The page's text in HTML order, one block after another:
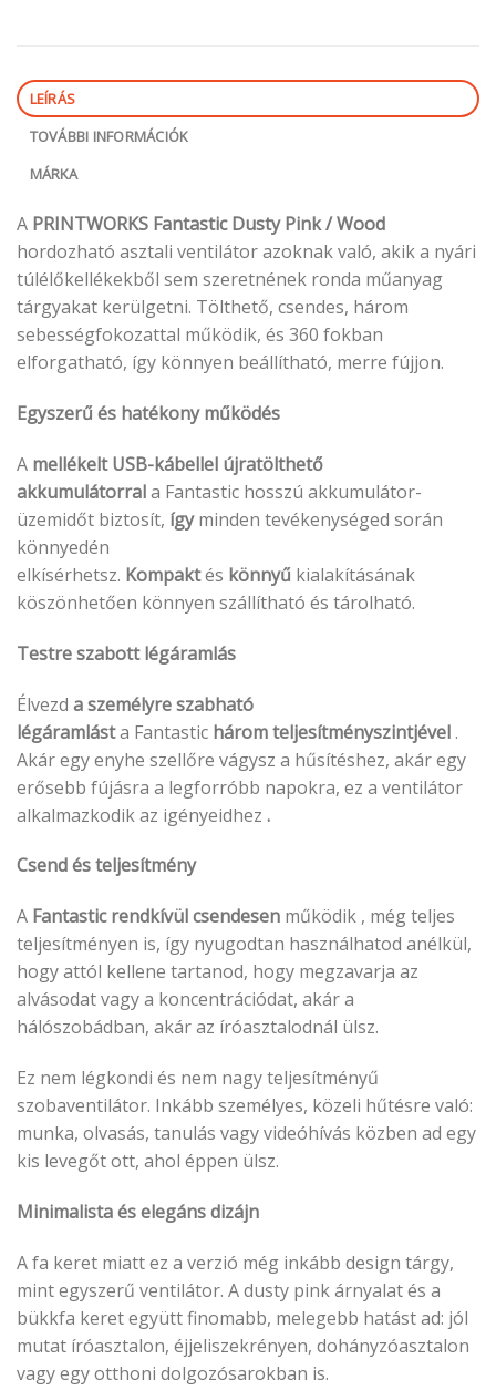
LEÍRÁS
TOVÁBBI INFORMÁCIÓK
MÁRKA
A PRINTWORKS Fantastic Dusty Pink / Wood
hordozható asztali ventilátor azoknak való, akik a nyári
túlélőkellékekből sem szeretnének ronda műanyag
tárgyakat kerülgetni. Tölthető, csendes, három
sebességfokozattal működik, és 360 fokban
elforgatható, így könnyen beállítható, merre fújjon.
Egyszerű és hatékony működés
A mellékelt USB-kábellel újratölthető
akkumulátorrala Fantastic hosszú akkumulátor-
üzemidőt biztosít, ígyminden tevékenységed során
könnyedén
elkísérhetsz. Kompaktés könnyű kialakításának
köszönhetően könnyen szállítható és tárolható.
Testre szabott légáramlás
Élvezd a személyre szabható
légáramlásta Fantastic három teljesítményszintjével.
Akár egy enyhe szellőre vágysz a hűsítéshez, akár egy
erősebb fújásra a legforróbb napokra, ez a ventilátor
alkalmazkodik az igényeidhez .
Csend és teljesítmény
A Fantasticrendkívül csendesen működik , még teljes
teljesítményen is, így nyugodtan használhatod anélkül,
hogy attól kellene tartanod, hogy megzavarja az
alvásodat vagy a koncentrációdat, akár a
hálószobádban, akár az íróasztalodnál ülsz.
Ez nem légkondi és nem nagy teljesítményű
szobaventilátor. Inkább személyes, közeli hűtésre való:
munka, olvasás, tanulás vagy videóhívás közben ad egy
kis levegőt ott, ahol éppen ülsz.
Minimalista és elegáns dizájn
A fa keret miatt ez a verzió még inkább design tárgy,
mint egyszerű ventilátor. A dusty pink árnyalat és a
bükkfa keret együtt finomabb, melegebb hatást ad: jól
mutat íróasztalon, éjjeliszekrényen, dohányzóasztalon
vagy egy otthoni dolgozósarokban is.